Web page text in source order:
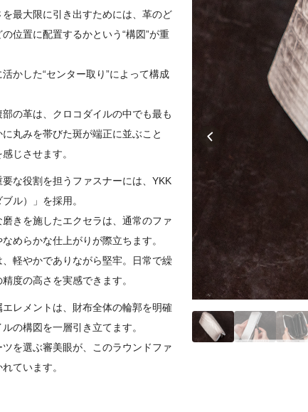
最大限に引き出すためには、革のど
位置に配置するかという“構図”が重
かした“センター取り”によって構成
の革は、クロコダイルの中でも最も
丸みを帯びた斑が端正に並ぶこと
じさせます。
な役割を担うファスナーには、YKK
ル）」を採用。
きを施したエクセラは、通常のファ
めらかな仕上がりが際立ちます。
軽やかでありながら堅牢。日常で繰
度の高さを実感できます。
レメントは、財布全体の輪郭を明確
の構図を一層引き立てます。
を選ぶ審美眼が、このラウンドファ
ています。